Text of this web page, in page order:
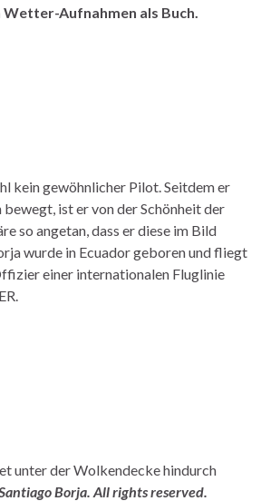
Aufnahmen als Buch.
kein gewöhnlicher Pilot. Seitdem er
ist er von der Schönheit der
so angetan, dass er diese im Bild
wurde in Ecuador geboren und fliegt
einer internationalen Fluglinie
unter der Wolkendecke hindurch
Borja. All rights reserved.